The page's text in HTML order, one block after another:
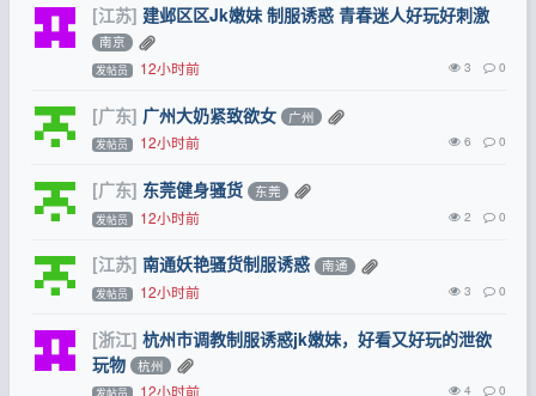
[江苏] 建邺区区Jk嫩妹 制服诱惑 青春迷人好玩好刺激
南京
发帖员 12小时前 3 0
[广东] 广州大奶紧致欲女 广州
发帖员 12小时前 6 0
[广东] 东莞健身骚货 东莞
发帖员 12小时前 2 0
[江苏] 南通妖艳骚货制服诱惑 南通
发帖员 12小时前 3 0
[浙江] 杭州市调教制服诱惑jk嫩妹，好看又好玩的泄欲
玩物
杭州
12小时前 4 0